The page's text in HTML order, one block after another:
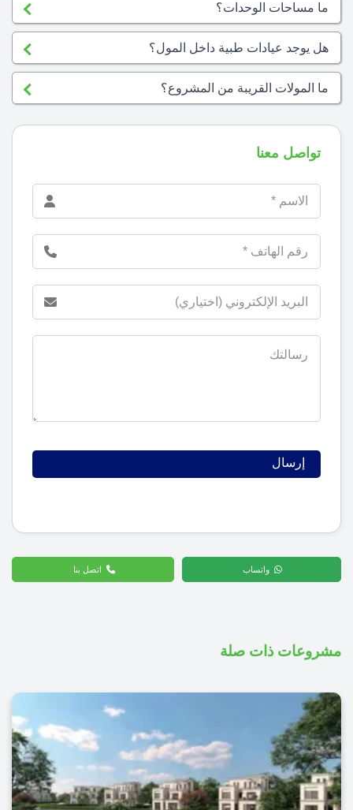
ما مساحات الوحدات؟
هل يوجد عيادات طبية داخل المول؟
ما المولات القريبة من المشروع؟
تواصل معنا
واتساب اتصل بنا
مشروعات ذات صلة